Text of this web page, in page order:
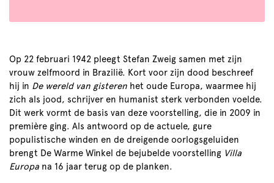
Op 22 februari 1942 pleegt Stefan Zweig samen met zijn
vrouw zelfmoord in Brazilië. Kort voor zijn dood beschreef
hij in De wereld van gisteren het oude Europa, waarmee hij
zich als jood, schrijver en humanist sterk verbonden voelde.
Dit werk vormt de basis van deze voorstelling, die in 2009 in
première ging. Als antwoord op de actuele, gure
populistische winden en de dreigende oorlogsgeluiden
brengt De Warme Winkel de bejubelde voorstelling Villa
Europa na 16 jaar terug op de planken.